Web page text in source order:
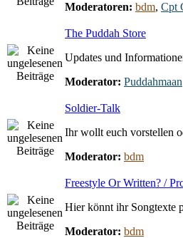
Moderatoren: bdm, Cpt
The Puddah Store
Updates und
Moderator: Puddahmaan
Soldier-Talk
Ihr wollt euch vorstellen
Moderator: bdm
Freestyle Or Written? /
Hier könnt ihr Songtexte
Moderator: bdm